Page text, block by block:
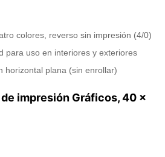
colores, reverso sin impresión (4/0)
para uso en interiores y exteriores
horizontal plana (sin enrollar)
impresión Gráficos, 40 x